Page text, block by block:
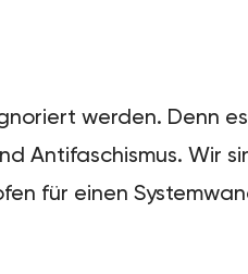
werden. Denn
Antifaschismus. Wir
für einen